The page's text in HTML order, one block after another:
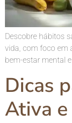
Descobre hábitos
vida, com foco em
bem-estar mental
Dicas
Ativa